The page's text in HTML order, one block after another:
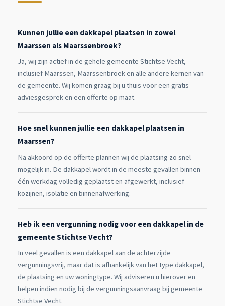
Kunnen jullie een dakkapel plaatsen in zowel
Maarssen als Maarssenbroek?
Ja, wij zijn actief in de gehele gemeente Stichtse Vecht,
inclusief Maarssen, Maarssenbroek en alle andere kernen van
de gemeente. Wij komen graag bij u thuis voor een gratis
adviesgesprek en een offerte op maat.
Hoe snel kunnen jullie een dakkapel plaatsen in
Maarssen?
Na akkoord op de offerte plannen wij de plaatsing zo snel
mogelijk in. De dakkapel wordt in de meeste gevallen binnen
één werkdag volledig geplaatst en afgewerkt, inclusief
kozijnen, isolatie en binnenafwerking.
Heb ik een vergunning nodig voor een dakkapel in de
gemeente Stichtse Vecht?
In veel gevallen is een dakkapel aan de achterzijde
vergunningsvrij, maar dat is afhankelijk van het type dakkapel,
de plaatsing en uw woningtype. Wij adviseren u hierover en
helpen indien nodig bij de vergunningsaanvraag bij gemeente
Stichtse Vecht.